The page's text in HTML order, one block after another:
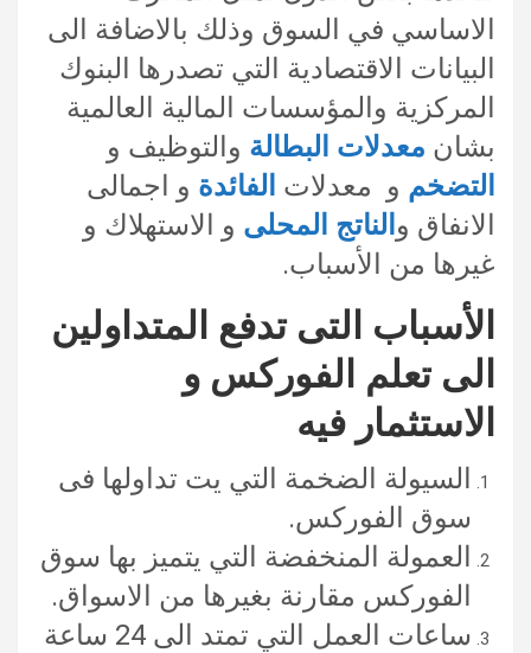
الاساسي في السوق وذلك بالاضافة الى
البيانات الاقتصادية التي تصدرها البنوك
المركزية والمؤسسات المالية العالمية
بشان معدلات البطالة والتوظيف و
التضخم و معدلات الفائدة و اجمالى
الانفاق و الناتج المحلى و الاستهلاك و
غيرها من الأسباب.
الأسباب التى تدفع المتداولين
الى تعلم الفوركس و
الاستثمار فيه
السيولة الضخمة التي يت تداولها فى
سوق الفوركس.
العمولة المنخفضة التي يتميز بها سوق
الفوركس مقارنة بغيرها من الاسواق.
ساعات العمل التي تمتد الى 24 ساعة